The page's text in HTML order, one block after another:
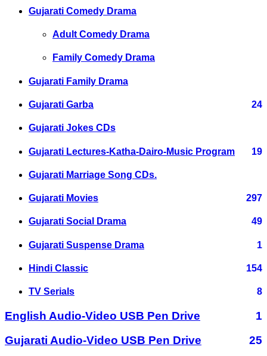
Gujarati Comedy Drama
Adult Comedy Drama
Family Comedy Drama
Gujarati Family Drama
Gujarati Garba 24
Gujarati Jokes CDs
Gujarati Lectures-Katha-Dairo-Music Program 19
Gujarati Marriage Song CDs.
Gujarati Movies 297
Gujarati Social Drama 49
Gujarati Suspense Drama 1
Hindi Classic 154
TV Serials 8
English Audio-Video USB Pen Drive
1
Gujarati Audio-Video USB Pen Drive
25